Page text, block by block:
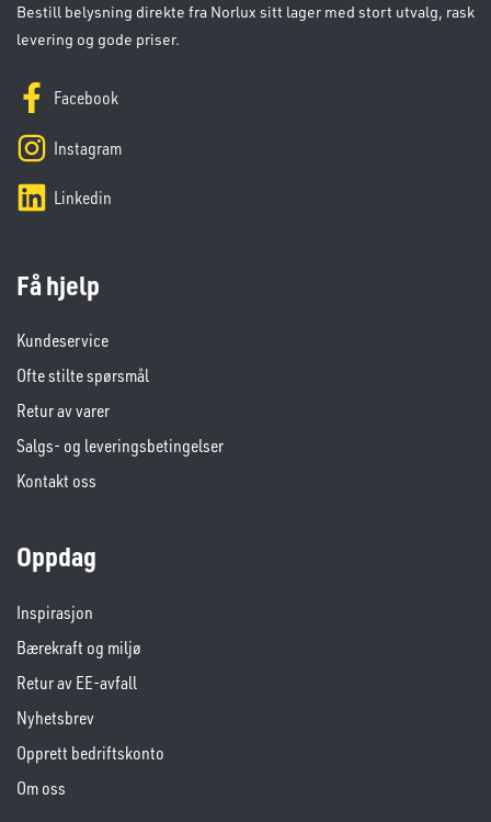
Bestill belysning direkte fra Norlux sitt lager med stort utvalg, rask
levering og gode priser.
Facebook
Instagram
Linkedin
Få hjelp
Kundeservice
Ofte stilte spørsmål
Retur av varer
Salgs- og leveringsbetingelser
Kontakt oss
Oppdag
Inspirasjon
Bærekraft og miljø
Retur av EE-avfall
Nyhetsbrev
Opprett bedriftskonto
Om oss